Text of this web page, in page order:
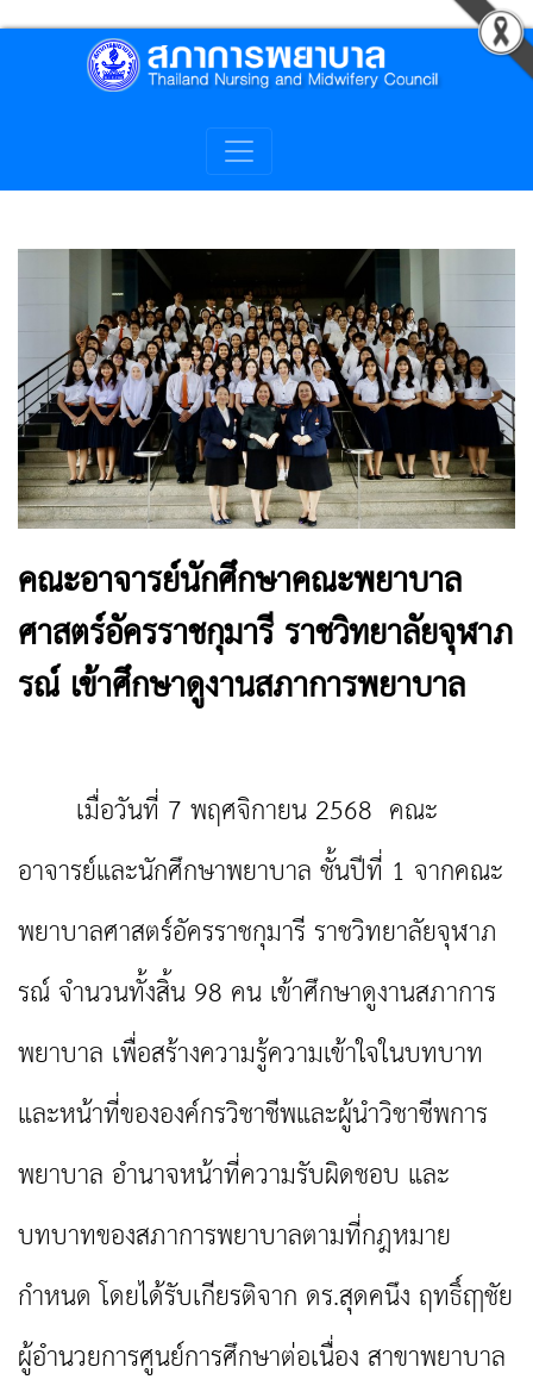
คณะอาจารย์นักศึกษาคณะพยาบาล
ศาสตร์อัครราชกุมารี ราชวิทยาลัยจุฬาภ
รณ์ เข้าศึกษาดูงานสภาการพยาบาล
เมื่อวันที่ 7 พฤศจิกายน 2568 คณะ
อาจารย์และนักศึกษาพยาบาล ชั้นปีที่ 1 จากคณะ
พยาบาลศาสตร์อัครราชกุมารี ราชวิทยาลัยจุฬาภ
รณ์ จำนวนทั้งสิ้น 98 คน เข้าศึกษาดูงานสภาการ
พยาบาล เพื่อสร้างความรู้ความเข้าใจในบทบาท
และหน้าที่ขององค์กรวิชาชีพและผู้นำวิชาชีพการ
พยาบาล อำนาจหน้าที่ความรับผิดชอบ และ
บทบาทของสภาการพยาบาลตามที่กฎหมาย
กำหนด โดยได้รับเกียรติจาก ดร.สุดคนึง ฤทธิ์ฤาชัย
ผู้อำนวยการศูนย์การศึกษาต่อเนื่อง สาขาพยาบาล